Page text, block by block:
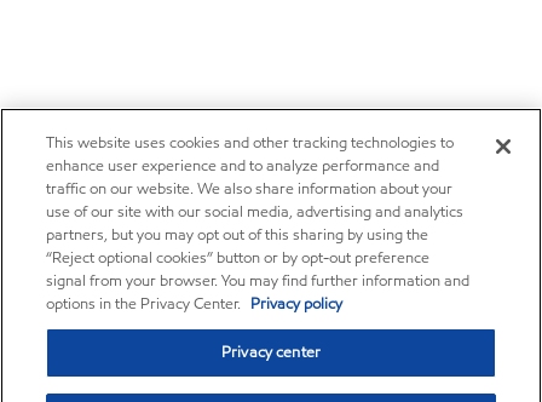
This website uses cookies and other tracking technologies to
enhance user experience and to analyze performance and
traffic on our website. We also share information about your
use of our site with our social media, advertising and analytics
partners, but you may opt out of this sharing by using the
“Reject optional cookies” button or by opt-out preference
signal from your browser. You may find further information and
options in the Privacy Center. Privacy policy
Privacy center